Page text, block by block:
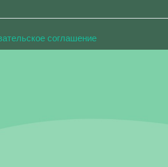
соглашение